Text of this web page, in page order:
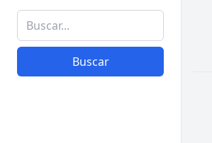
Buscar